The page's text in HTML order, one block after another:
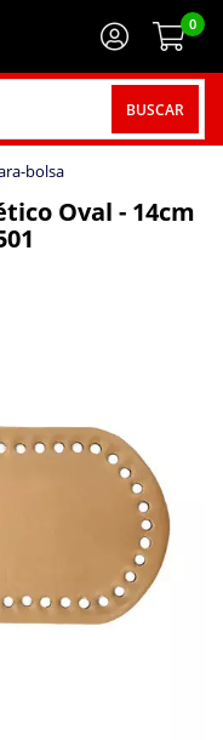
BUSCAR
0
bolsa
Oval - 14cm